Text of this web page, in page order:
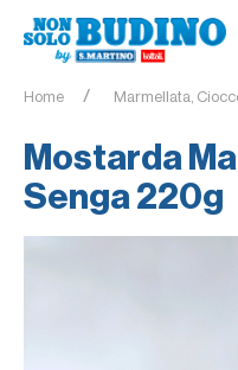
Home Marmellata,
Mostarda
Senga 220g